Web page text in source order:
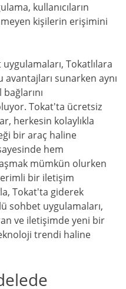
kullanıcıların
kişilerin erişimini
Tokatlılara
sunarken aynı
Tokat'ta ücretsiz
herkesin kolaylıkla
bir araç haline
hem
mümkün olurken
bir iletişim
Tokat'ta giderek
sohbet uygulamaları,
ve iletişimde yeni bir
trendi haline